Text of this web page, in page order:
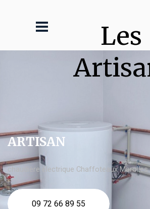
Les
ARTISAN
chaudière électrique Chaffoteaux Marolles
09 72 66 89 55